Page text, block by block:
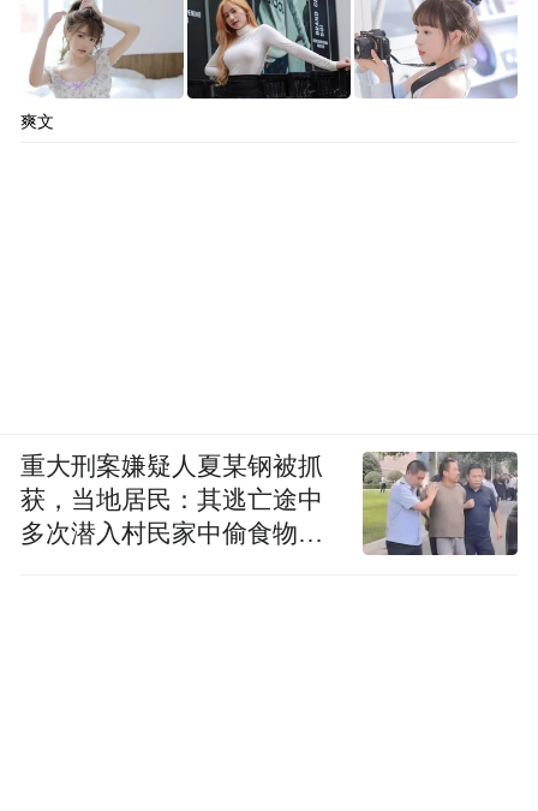
爽文
重大刑案嫌疑人夏某钢被抓
获，当地居民：其逃亡途中
多次潜入村民家中偷食物被